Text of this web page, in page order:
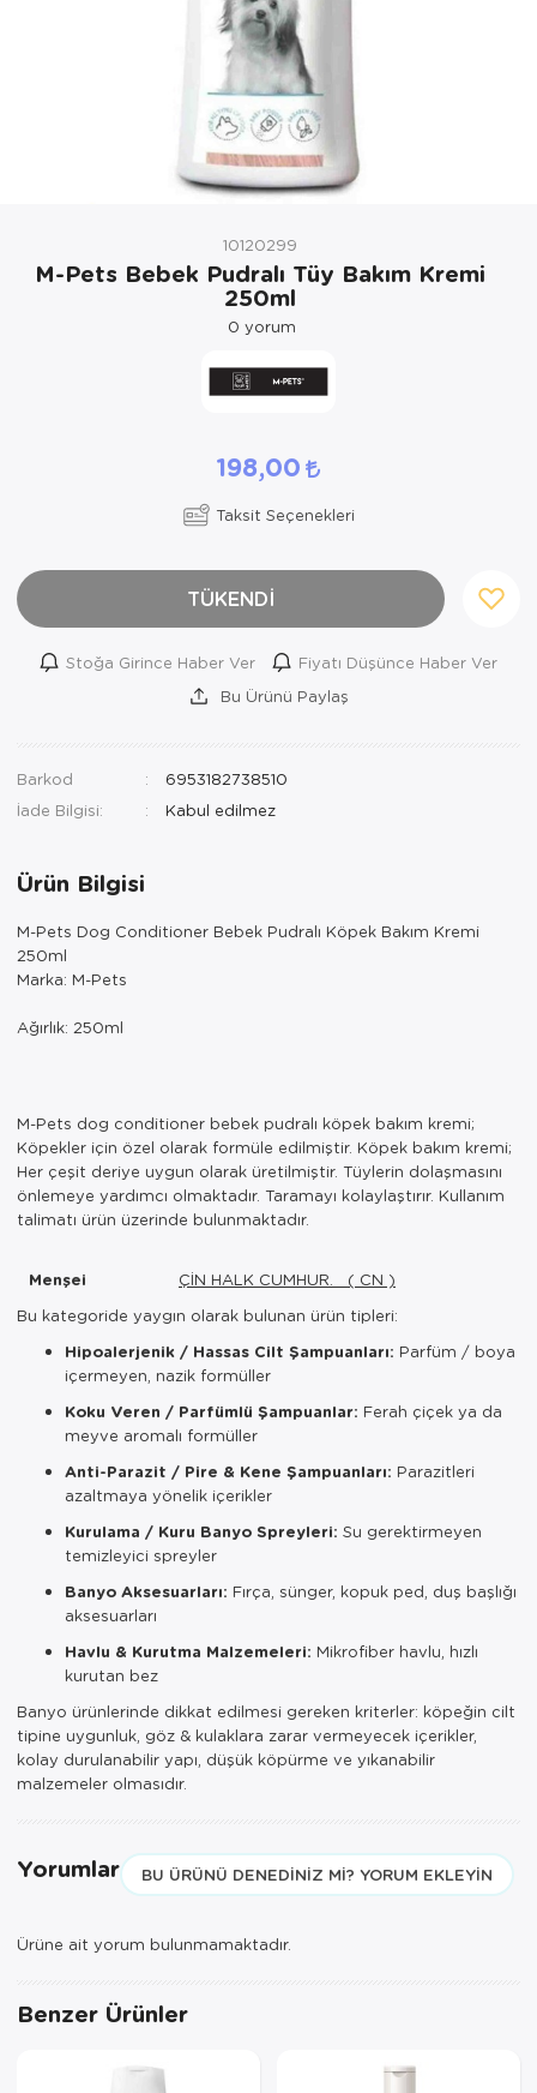
10120299
M-Pets Bebek Pudralı Tüy Bakım Kremi
250ml
0 yorum
198,00
Taksit Seçenekleri
TÜKENDİ
Stoğa Girince Haber Ver
Fiyatı Düşünce Haber Ver
Bu Ürünü Paylaş
Barkod
6953182738510
İade Bilgisi:
Ürün Bilgisi
M-Pets Dog Conditioner Bebek Pudralı Köpek Bakım Kremi
250ml
Marka: M-Pets
Ağırlık: 250ml
M-Pets dog conditioner bebek pudralı köpek bakım kremi;
Köpekler için özel olarak formüle edilmiştir. Köpek bakım kremi;
Her çeşit deriye uygun olarak üretilmiştir. Tüylerin dolaşmasını
önlemeye yardımcı olmaktadır. Taramayı kolaylaştırır. Kullanım
talimatı ürün üzerinde bulunmaktadır.
Menşei
ÇİN HALK CUMHUR. ( CN )
Bu kategoride yaygın olarak bulunan ürün tipleri:
Hipoalerjenik / Hassas Cilt Şampuanları: Parfüm / boya
içermeyen, nazik formüller
Koku Veren / Parfümlü Şampuanlar: Ferah çiçek ya da
meyve aromalı formüller
Anti-Parazit / Pire & Kene Şampuanları: Parazitleri
azaltmaya yönelik içerikler
Kurulama / Kuru Banyo Spreyleri: Su gerektirmeyen
temizleyici spreyler
Banyo Aksesuarları: Fırça, sünger, kopuk ped, duş başlığı
aksesuarları
Havlu & Kurutma Malzemeleri: Mikrofiber havlu, hızlı
kurutan bez
Banyo ürünlerinde dikkat edilmesi gereken kriterler: köpeğin cilt
tipine uygunluk, göz & kulaklara zarar vermeyecek içerikler,
kolay durulanabilir yapı, düşük köpürme ve yıkanabilir
malzemeler olmasıdır.
Yorumlar BU ÜRÜNÜ DENEDINIZ MI? YORUM EKLEYIN
Ürüne ait yorum bulunmamaktadır.
Benzer Ürünler